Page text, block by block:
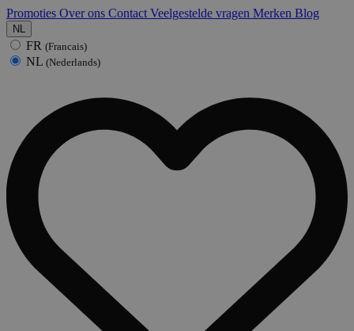
Promoties Over ons Contact Veelgestelde vragen Merken Blog
NL
FR (Francais)
NL (Nederlands)